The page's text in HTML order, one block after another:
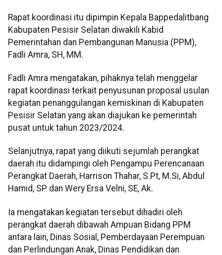
Rapat koordinasi itu dipimpin Kepala Bappedalitbang
Kabupaten Pesisir Selatan diwakili Kabid
Pemerintahan dan Pembangunan Manusia (PPM),
Fadli Amra, SH, MM.
Fadli Amra mengatakan, pihaknya telah menggelar
rapat koordinasi terkait penyusunan proposal usulan
kegiatan penanggulangan kemiskinan di Kabupaten
Pesisir Selatan yang akan diajukan ke pemerintah
pusat untuk tahun 2023/2024.
Selanjutnya, rapat yang diikuti sejumlah perangkat
daerah itu didampingi oleh Pengampu Perencanaan
Perangkat Daerah, Harrison Thahar, S.Pt, M.Si, Abdul
Hamid, SP dan Wery Ersa Velni, SE, Ak.
Ia mengatakan kegiatan tersebut dihadiri oleh
perangkat daerah dibawah Ampuan Bidang PPM
antara lain, Dinas Sosial, Pemberdayaan Perempuan
dan Perlindungan Anak, Dinas Pendidikan dan